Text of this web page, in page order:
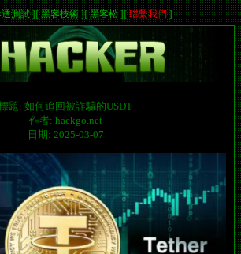
測試 ][ 黑客技術 ][ 黑客松 ] [ 聯繫我們 ]
題: 如何追回被詐騙的USDT
作者: hackgo.net
日期: 2025-03-07